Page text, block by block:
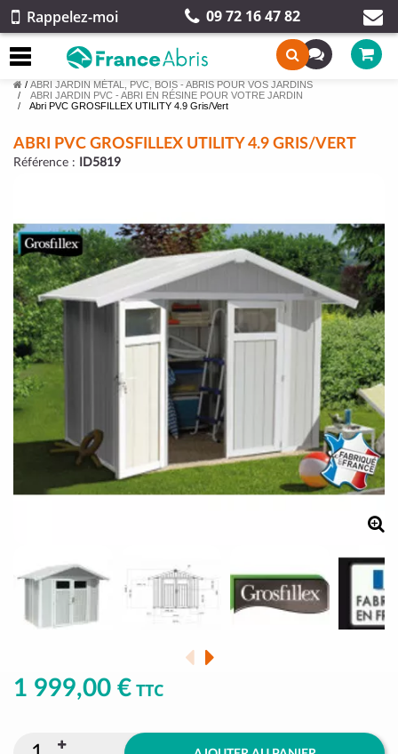
Rappelez-moi 09 72 16 47 82
/ ABRI JARDIN MÉTAL, PVC, BOIS - ABRIS POUR VOS JARDINS
ABRI JARDIN PVC - ABRI EN RÉSINE POUR VOTRE JARDIN
Abri PVC GROSFILLEX UTILITY 4.9 Gris/Vert
ABRI PVC GROSFILLEX UTILITY 4.9 GRIS/VERT
Référence : ID5819
1 999,00 € TTC